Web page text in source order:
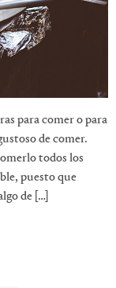
para comer o para
de comer.
todos los
puesto que
de […]